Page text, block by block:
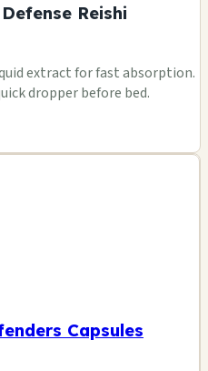
Reishi
extract for fast absorption.
dropper before bed.
Capsules